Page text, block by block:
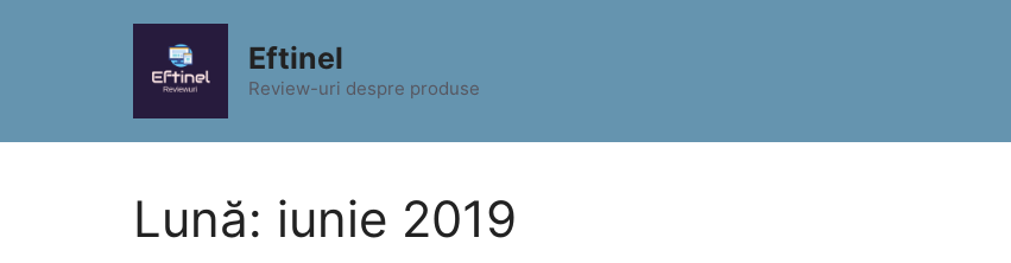
Eftinel
Review-uri despre produse
Lună: iunie 2019